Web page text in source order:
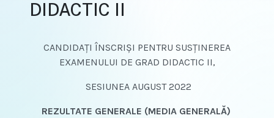
DIDACTIC II
CANDIDAŢI ÎNSCRIŞI PENTRU SUSŢINEREA
EXAMENULUI DE GRAD DIDACTIC II,
SESIUNEA AUGUST 2022
REZULTATE GENERALE (MEDIA GENERALĂ)